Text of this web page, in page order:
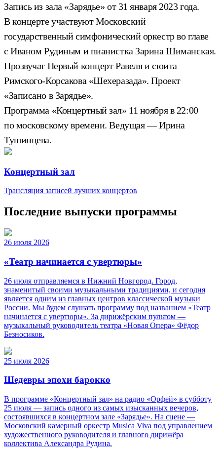
Запись из зала «Зарядье» от 31 января 2023 года.
В концерте участвуют Московский
государственный симфонический оркестр во главе
с Иваном Рудиным и пианистка Зарина Шиманская.
Прозвучат Первый концерт Равеля и сюита
Римского-Корсакова «Шехеразада». Проект
«Записано в Зарядье».
Программа «Концертный зал» 11 ноября в 22:00
по московскому времени. Ведущая — Ирина
Тушинцева.
Концертный зал
Трансляция записей лучших концертов
Последние выпуски программы
26 июля 2026
«Театр начинается с увертюры»
26 июля отправляемся в Нижний Новгород. Город,
знаменитый своими музыкальными традициями, и сегодня
является одним из главных центров классической музыки
России. Мы будем слушать программу под названием «Театр
начинается с увертюры». За дирижёрским пультом —
музыкальный руководитель театра «Новая Опера» Фёдор
Безносиков.
25 июля 2026
Шедевры эпохи барокко
В программе «Концертный зал» на радио «Орфей» в субботу
25 июля — запись одного из самых изысканных вечеров,
состоявшихся в концертном зале «Зарядье». На сцене —
Московский камерный оркестр Musica Viva под управлением
художественного руководителя и главного дирижёра
коллектива Александра Рудина.